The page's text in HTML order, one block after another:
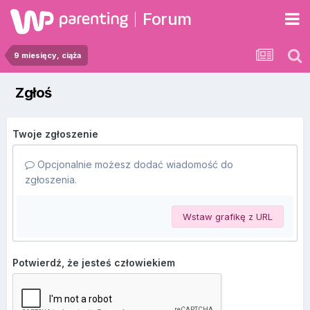
Forum
9 miesięcy, ciąża
Zgłoś
Twoje zgłoszenie
Opcjonalnie możesz dodać wiadomość do
zgłoszenia.
Wstaw grafikę z URL
Potwierdź, że jesteś człowiekiem